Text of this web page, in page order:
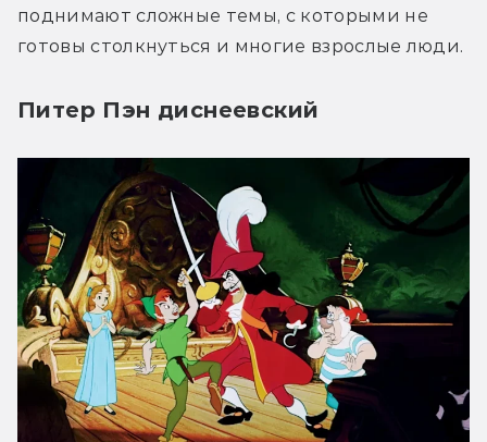
поднимают сложные темы, с которыми не
готовы столкнуться и многие взрослые люди.
Питер Пэн диснеевский